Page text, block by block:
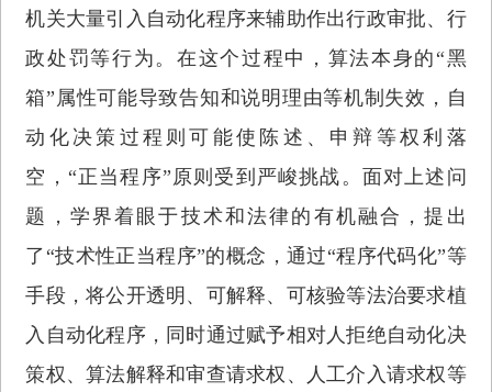
机关大量引入自动化程序来辅助作出行政审批、行
政处罚等行为。在这个过程中，算法本身的“黑
箱”属性可能导致告知和说明理由等机制失效，自
动化决策过程则可能使陈述、申辩等权利落
空，“正当程序”原则受到严峻挑战。面对上述问
题，学界着眼于技术和法律的有机融合，提出
了“技术性正当程序”的概念，通过“程序代码化”等
手段，将公开透明、可解释、可核验等法治要求植
入自动化程序，同时通过赋予相对人拒绝自动化决
策权、算法解释和审查请求权、人工介入请求权等